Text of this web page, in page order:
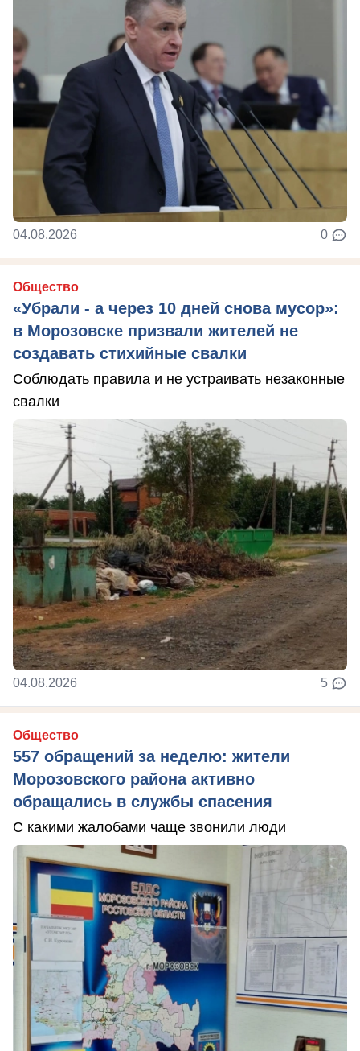
04.08.2026 0
Общество
«Убрали - а через 10 дней снова мусор»:
в Морозовске призвали жителей не
создавать стихийные свалки
Соблюдать правила и не устраивать незаконные
свалки
04.08.2026 5
Общество
557 обращений за неделю: жители
Морозовского района активно
обращались в службы спасения
С какими жалобами чаще звонили люди